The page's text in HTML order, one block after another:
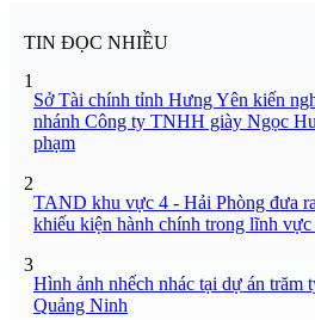
TIN ĐỌC NHIỀU
1
Sở Tài chính tỉnh Hưng Yên kiến
nhánh Công ty TNHH giày Ngọc
phạm
2
TAND khu vực 4 - Hải Phòng đưa
khiếu kiện hành chính trong lĩnh vực
3
Hình ảnh nhếch nhác tại dự án
Quảng Ninh